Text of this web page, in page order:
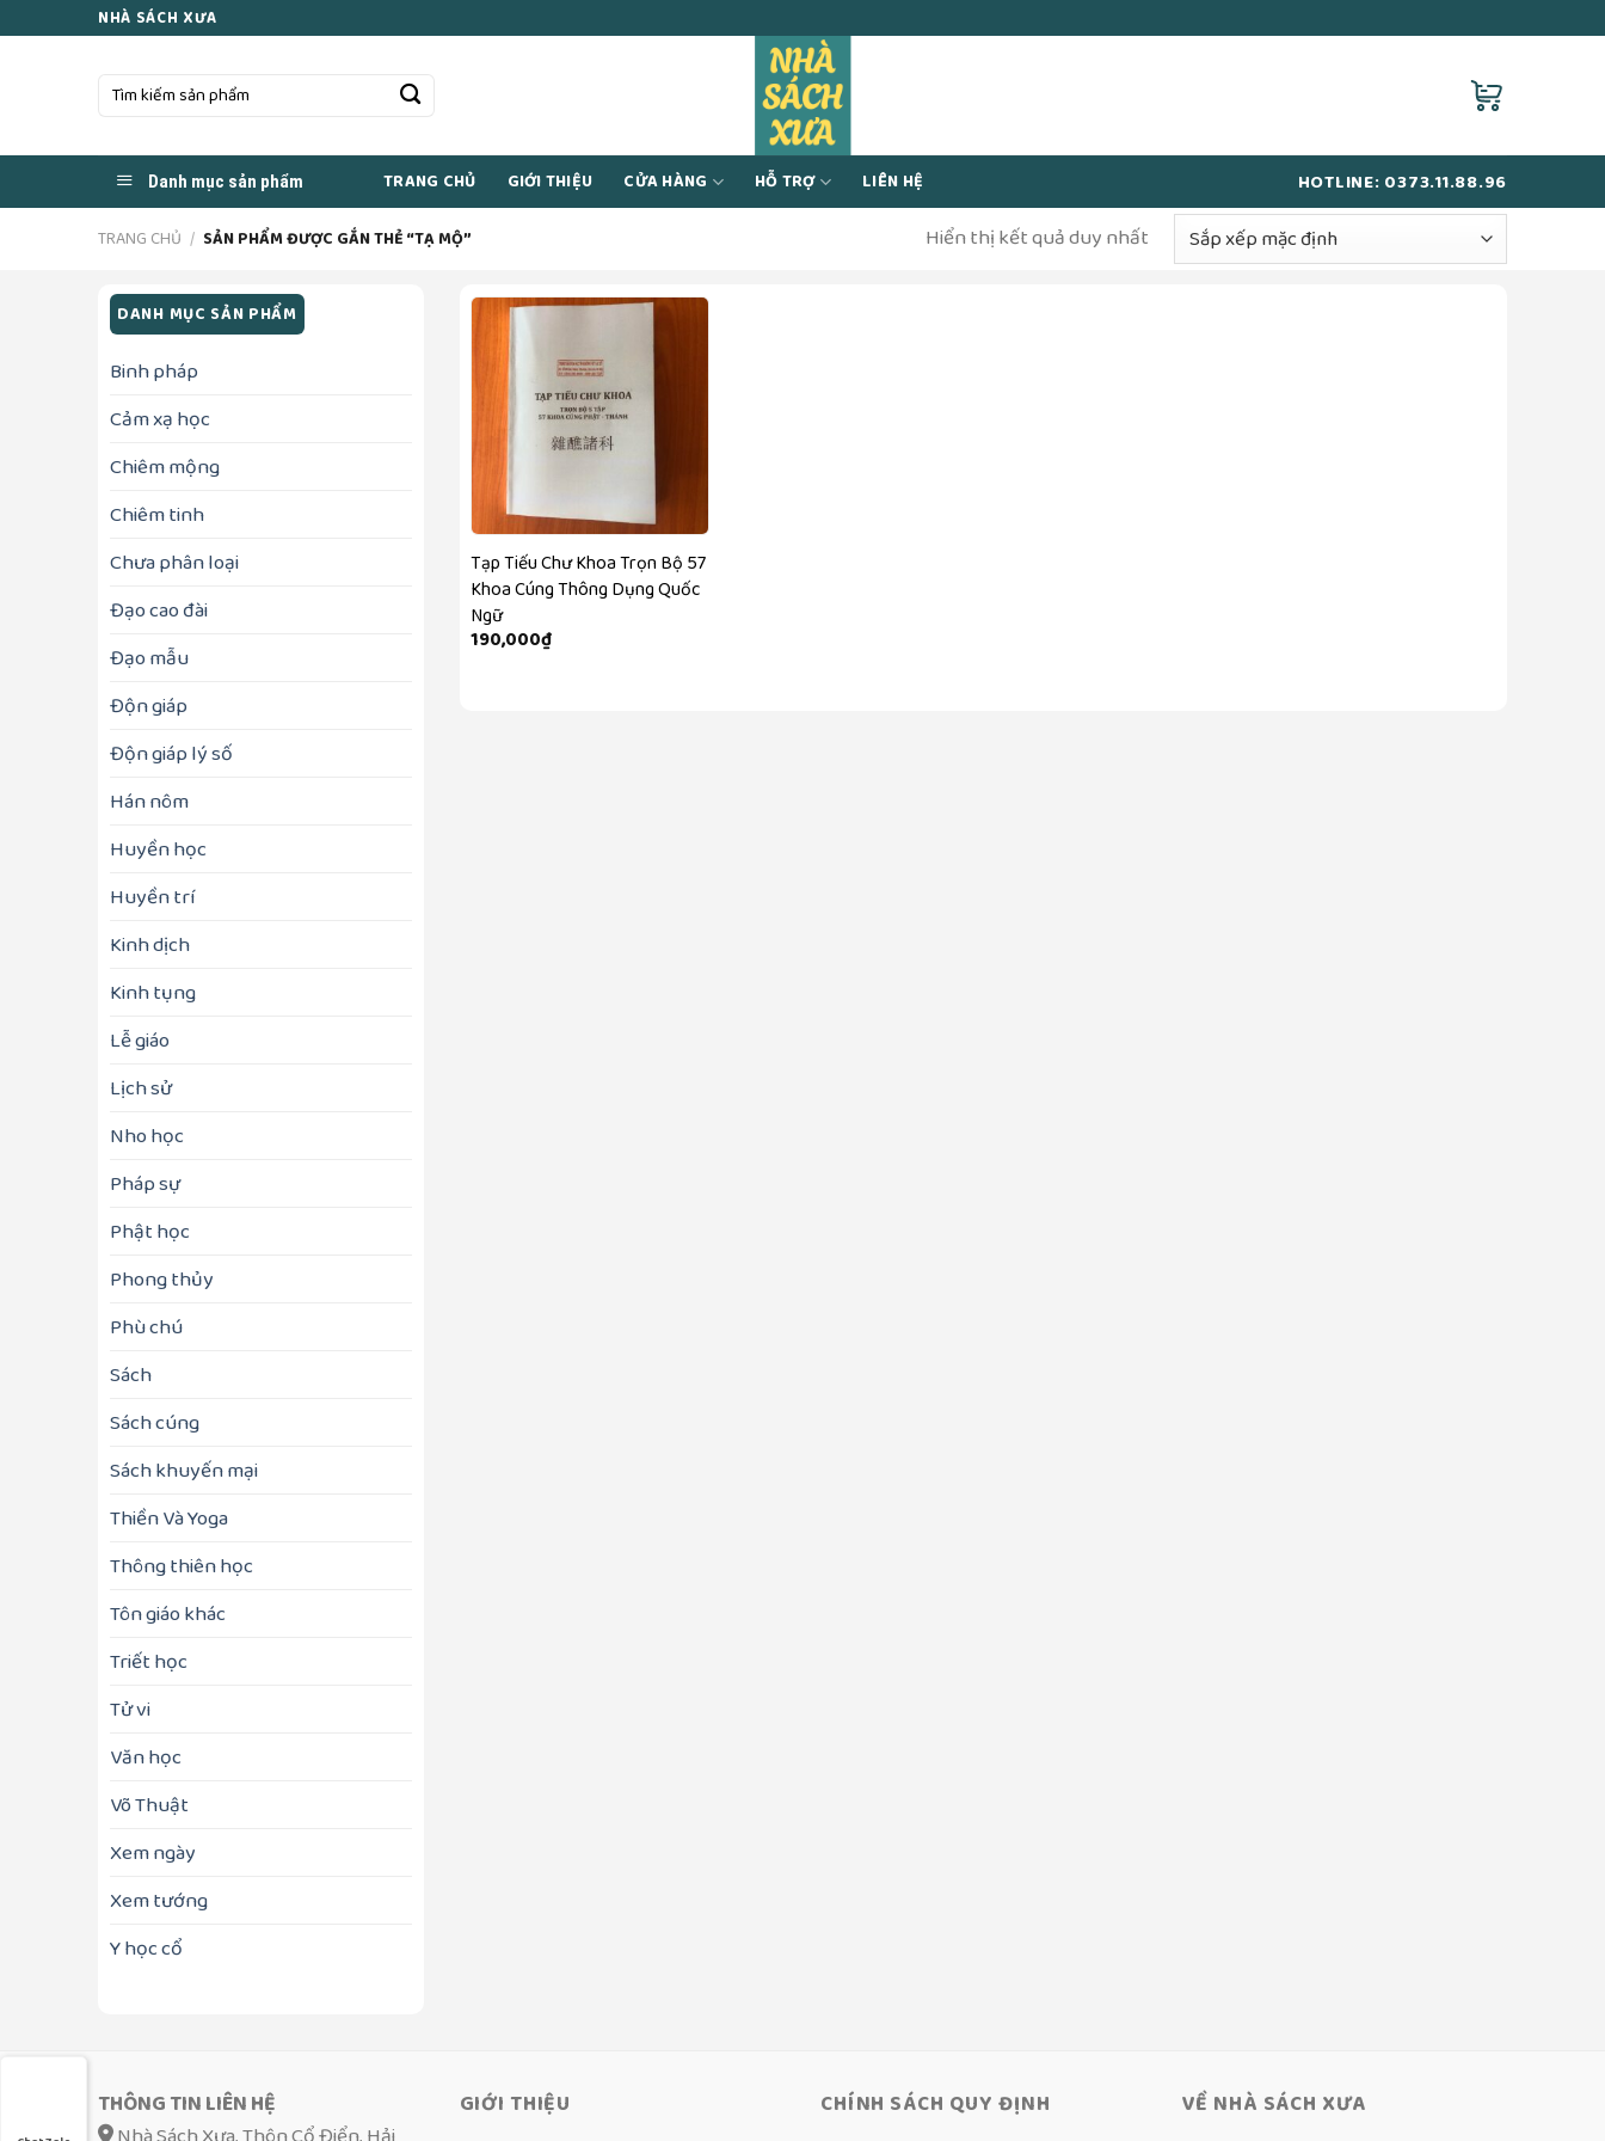
NHÀ SÁCH XƯA
Tìm
Danh mục sản phẩm TRANG CHỦ GIỚI THIỆU CỬA HÀNG HỖ TRỢ LIÊN HỆ HOTLINE: 0373.11.88.96
TRANG CHỦ / SẢN PHẨM ĐƯỢC GẮN THẺ “TẠ MỘ” Hiển thị kết quả duy nhất
DANH MỤC SẢN PHẨM
Binh pháp
Cảm xạ học
Chiêm mộng
Chiêm tinh
Chưa phân loại
Đạo cao đài
Đạo mẫu
Độn giáp
Độn giáp lý số
Hán nôm
Huyền học
Huyền trí
Kinh dịch
Kinh tụng
Lễ giáo
Lịch sử
Nho học
Pháp sự
Phật học
Phong thủy
Phù chú
Sách
Sách cúng
Sách khuyến mại
Thiền Và Yoga
Thông thiên học
Tôn giáo khác
Triết học
Tử vi
Văn học
Võ Thuật
Xem ngày
Xem tướng
Y học cổ
Tạp Tiếu Chư Khoa Trọn Bộ 57
Khoa Cúng Thông Dụng Quốc
Ngữ
190,000₫
THÔNG TIN LIÊN HỆ
GIỚI THIỆU
CHÍNH SÁCH QUY ĐỊNH
VỀ NHÀ SÁCH XƯA